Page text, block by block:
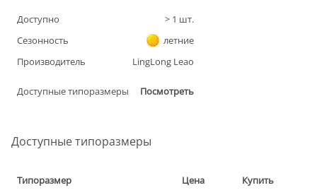
Доступно > 1 шт.
Сезонность
летние
Производитель
LingLong Leao
Доступные типоразмеры Посмотреть
Доступные типоразмеры
Типоразмер Цена Купить